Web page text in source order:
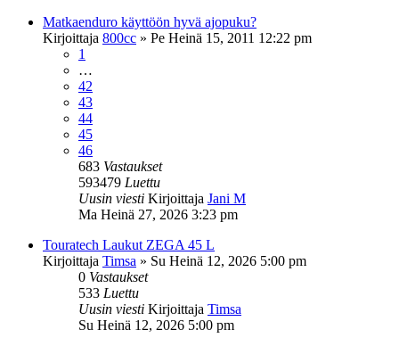
Matkaenduro käyttöön hyvä ajopuku?
Kirjoittaja 800cc » Pe Heinä 15, 2011 12:22 pm
1
…
42
43
44
45
46
683 Vastaukset
593479 Luettu
Uusin viesti Kirjoittaja Jani M
Ma Heinä 27, 2026 3:23 pm
Touratech Laukut ZEGA 45 L
Kirjoittaja Timsa » Su Heinä 12, 2026 5:00 pm
0 Vastaukset
533 Luettu
Uusin viesti Kirjoittaja Timsa
Su Heinä 12, 2026 5:00 pm